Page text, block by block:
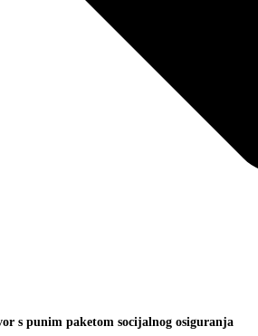
s punim paketom socijalnog osiguranja